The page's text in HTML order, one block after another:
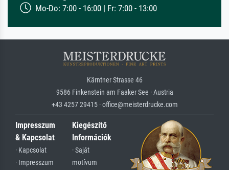
Mo-Do: 7:00 - 16:00 | Fr: 7:00 - 13:00
Kärntner Strasse 46
9586 Finkenstein am Faaker See · Austria
+43 4257 29415 · office@meisterdrucke.com
Impresszum
& Kapcsolat
· Kapcsolat
· Impresszum
Kiegészítő
Információk
· Saját
motívum